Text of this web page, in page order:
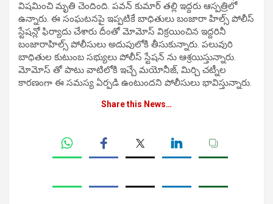
విషమించి మృతి చెందింది. పవన్ కుమార్ తల్లి ఇద్దరు ఆస్పత్రిలో
ఉన్నారు. ఈ సంఘటనపై ఇప్పటికే బాధితులు బంజారా హిల్స్ పోలీస్
స్టేషన్లో ఫిర్యాదు చేశారు దీంతో మోమోస్ విక్రయించిన ఇద్దరినీ
బంజారాహిల్స్ పోలీసులు అదుపులోకి తీసుకున్నారు. పలువురి
బాధితుల కుటుంబ సభ్యులు పోలీస్ స్టేషన్ ను ఆశ్రయిస్తున్నారు.
మోమోస్ తో పాటు వాటిలోకి ఇచ్చే మయోనీజ్, మిర్చి చట్నీల
కారణంగా ఈ సమస్య ఏర్పడి ఉంటుందని పోలీసులు భావిస్తున్నారు.
Share this News…